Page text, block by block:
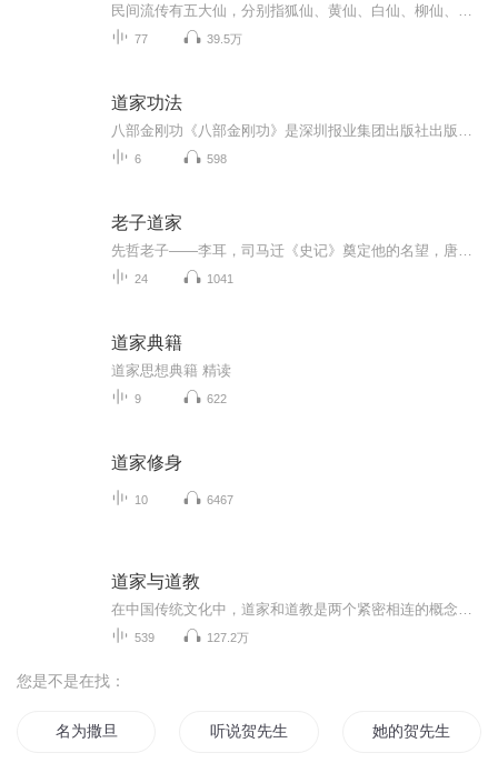
77 39.5万
道家功法
6 598
老子道家
24 1041
道家典籍
道家思想典籍 精读
9 622
道家修身
10 6467
道家与道教
539 127.2万
您是不是在找：
名为撒旦 听说贺先生对我一见钟情她的贺先生